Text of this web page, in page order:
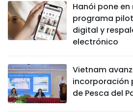
Hanói pone
programa
digital y
electrónico
Vietnam
incorporación
de Pesca del